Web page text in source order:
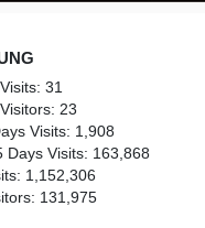
31
23
Visits: 1,908
Days Visits: 163,868
1,152,306
131,975